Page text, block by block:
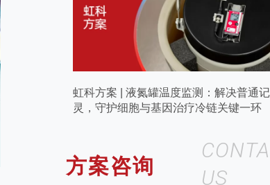
虹科方案 | 液氮罐温度监测：解决普通
灵，守护细胞与基因治疗冷链关键一环
方案咨询
US